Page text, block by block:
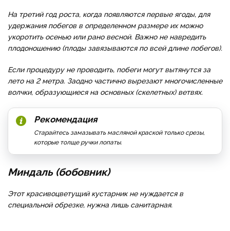
На третий год роста, когда появляются первые ягоды, для
удержания побегов в определенном размере их можно
укоротить осенью или рано весной. Важно не навредить
плодоношению (плоды завязываются по всей длине побегов).
Если процедуру не проводить, побеги могут вытянутся за
лето на 2 метра. Заодно частично вырезают многочисленные
волчки, образующиеся на основных (скелетных) ветвях.
Рекомендация
Старайтесь замазывать масляной краской только срезы,
которые толще ручки лопаты.
Миндаль (бобовник)
Этот красивоцветущий кустарник не нуждается в
специальной обрезке, нужна лишь санитарная.